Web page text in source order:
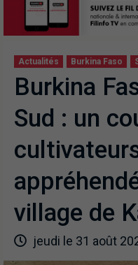
Actualités Burkina Faso
Burkina
Sud : un
village de
jeudi le 31 août